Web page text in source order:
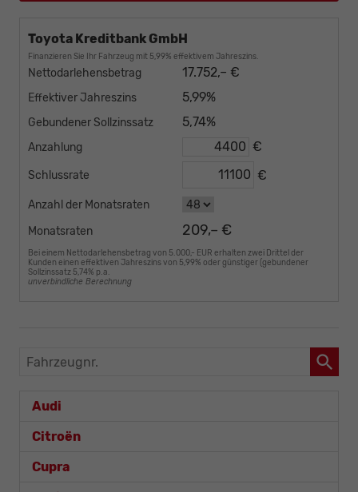
Toyota Kreditbank GmbH
Finanzieren Sie Ihr Fahrzeug mit 5,99% effektivem Jahreszins.
Nettodarlehensbetrag 17.752,– €
Effektiver Jahreszins 5,99%
Gebundener Sollzinssatz 5,74%
Anzahlung €
Schlussrate €
Anzahl der Monatsraten
Monatsraten
209,– €
Bei einem Nettodarlehensbetrag von 5.000,- EUR erhalten zwei Drittel der
Kunden einen effektiven Jahreszins von 5,99% oder günstiger (gebundener
Sollzinssatz 5,74% p.a.
unverbindliche Berechnung
Fahrzeugnr.
Audi
Citroën
Cupra